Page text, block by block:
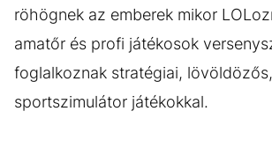
röhögnek az emberek mikor
amatőr és profi játékosok
foglalkoznak stratégiai,
sportszimulátor játékokkal.